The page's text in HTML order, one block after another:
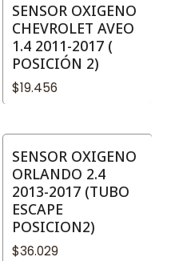
SENSOR OXIGENO
CHEVROLET AVEO
1.4 2011-2017 (
POSICIÓN 2)
$19.456
SENSOR OXIGENO
ORLANDO 2.4
2013-2017 (TUBO
ESCAPE
POSICION2)
$36.029